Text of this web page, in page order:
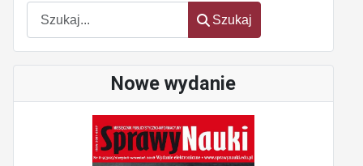
Szukaj
Szukaj
Nowe wydanie